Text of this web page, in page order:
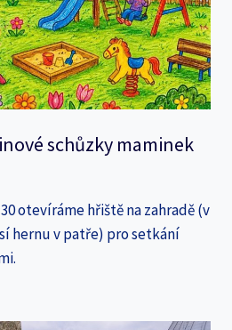
schůzky maminek
otevíráme hřiště na zahradě (v
hernu v patře) pro setkání